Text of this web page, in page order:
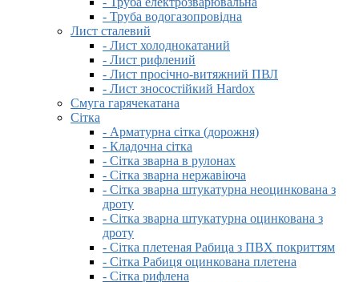
- Труба водогазопровідна
Лист сталевий
- Лист холоднокатаний
- Лист рифлений
- Лист просічно-витяжний ПВЛ
- Лист зносостійкий Hardox
Смуга гарячекатана
Сітка
- Арматурна сітка (дорожня)
- Кладочна сітка
- Сітка зварна в рулонах
- Сітка зварна нержавіюча
- Сітка зварна штукатурна неоцинкована з
дроту
- Сітка зварна штукатурна оцинкована з
дроту
- Сітка плетеная Рабица з ПВХ покриттям
- Сітка Рабиця оцинкована плетена
- Сітка рифлена